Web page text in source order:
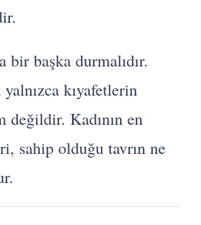
bir başka durmalıdır.
kıyafetlerin
değildir. Kadının en
sahip olduğu tavrın ne